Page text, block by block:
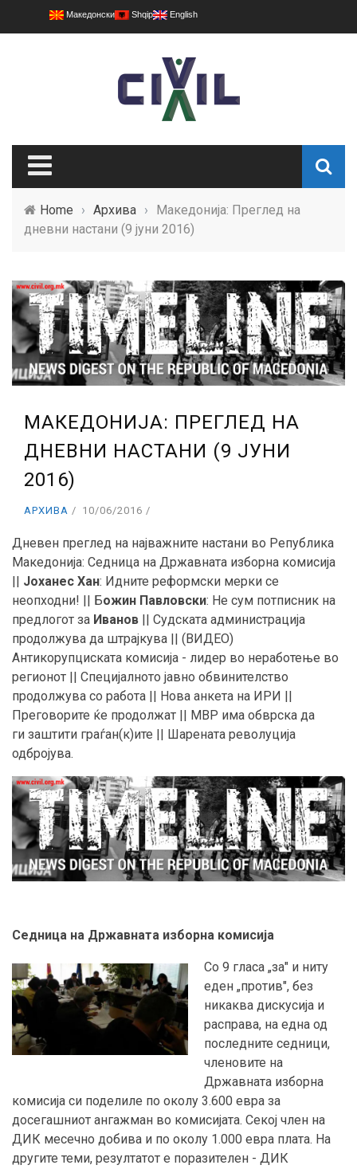
Македонски Shqip English
Home › Архива ›
Македонија: Преглед на
дневни настани (9 јуни 2016)
МАКЕДОНИЈА: ПРЕГЛЕД НА
ДНЕВНИ НАСТАНИ (9 ЈУНИ
2016)
АРХИВА 10/06/2016
Дневен преглед на најважните настани во Република
Македонија: Седница на Државната изборна комисија
Јоханес Хан: Идните реформски мерки се
неопходни! || Божин Павловски: Не сум потписник на
предлогот за Иванов
|| Судската администрација
продолжува да штрајкува || (ВИДЕО)
Антикорупциската комисија - лидер во неработење во
регионот || Специјалното јавно обвинителство
продолжува со работа || Нова анкета на ИРИ ||
Преговорите ќе продолжат || МВР има обврска да
ги заштити граѓан(к)ите || Шарената револуција
одбројува.
Седница на Државната изборна комисија
Со 9 гласа „за" и ниту
еден „против", без
никаква дискусија и
расправа, на една од
последните седници,
членовите на
Државната изборна
комисија си поделиле по околу 3.600 евра за
досегашниот ангажман во комисијата. Секој член на
ДИК месечно добива и по околу 1.000 евра плата. На
другите теми, резултатот е поразителен - ДИК